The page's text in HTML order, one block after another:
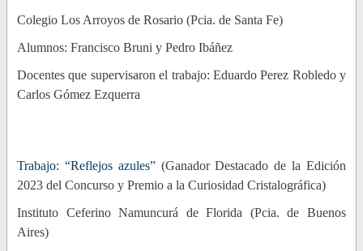
Colegio Los Arroyos de Rosario (Pcia. de Santa Fe)
Alumnos: Francisco Bruni y Pedro Ibáñez
Docentes que supervisaron el trabajo: Eduardo Perez Robledo y
Carlos Gómez Ezquerra
Trabajo: “Reflejos azules”(Ganador Destacado de la Edición
2023 del Concurso y Premio a la Curiosidad Cristalográfica)
Instituto Ceferino Namuncurá de Florida (Pcia. de Buenos
Aires)